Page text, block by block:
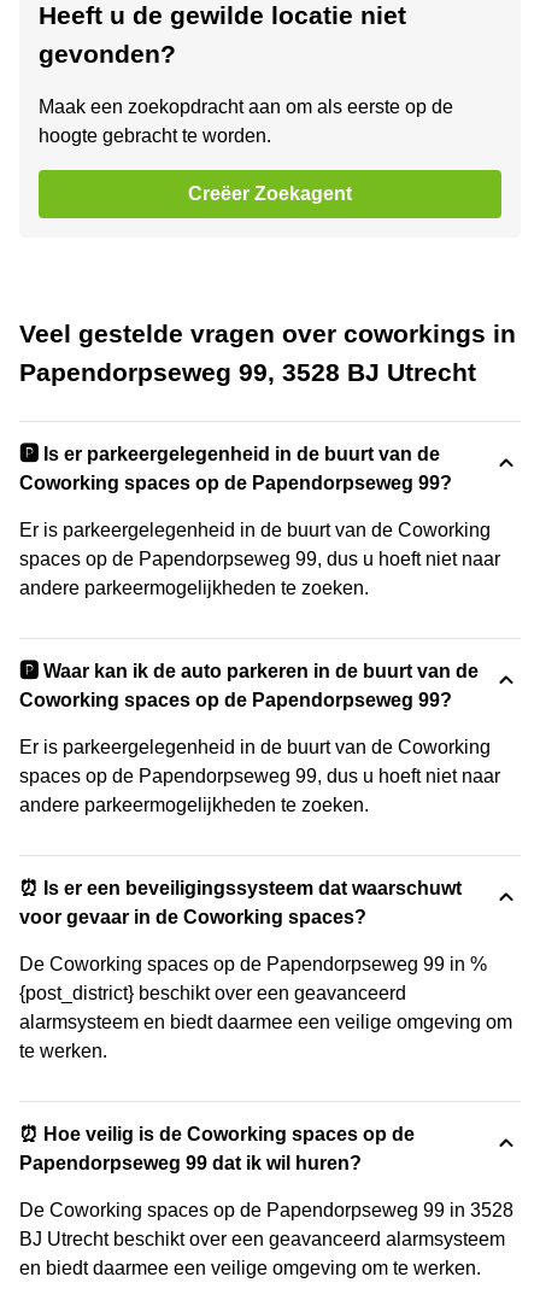
Heeft u de gewilde locatie niet
gevonden?
Maak een zoekopdracht aan om als eerste op de
hoogte gebracht te worden.
Creëer Zoekagent
Veel gestelde vragen over coworkings in
Papendorpseweg 99, 3528 BJ Utrecht
🅿️ Is er parkeergelegenheid in de buurt van de
Coworking spaces op de Papendorpseweg 99?
Er is parkeergelegenheid in de buurt van de Coworking
spaces op de Papendorpseweg 99, dus u hoeft niet naar
andere parkeermogelijkheden te zoeken.
🅿️ Waar kan ik de auto parkeren in de buurt van de
Coworking spaces op de Papendorpseweg 99?
Er is parkeergelegenheid in de buurt van de Coworking
spaces op de Papendorpseweg 99, dus u hoeft niet naar
andere parkeermogelijkheden te zoeken.
⏰ Is er een beveiligingssysteem dat waarschuwt
voor gevaar in de Coworking spaces?
De Coworking spaces op de Papendorpseweg 99 in %
{post_district} beschikt over een geavanceerd
alarmsysteem en biedt daarmee een veilige omgeving om
te werken.
⏰ Hoe veilig is de Coworking spaces op de
Papendorpseweg 99 dat ik wil huren?
De Coworking spaces op de Papendorpseweg 99 in 3528
BJ Utrecht beschikt over een geavanceerd alarmsysteem
en biedt daarmee een veilige omgeving om te werken.